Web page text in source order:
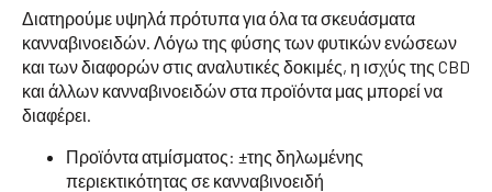
Διατηρούμε υψηλά πρότυπα για όλα τα σκευάσματα
κανναβινοειδών. Λόγω της φύσης των φυτικών ενώσεων
και των διαφορών στις αναλυτικές δοκιμές, η ισχύς της CBD
και άλλων κανναβινοειδών στα προϊόντα μας μπορεί να
διαφέρει.
Προϊόντα ατμίσματος: ±της δηλωμένης
περιεκτικότητας σε κανναβινοειδή